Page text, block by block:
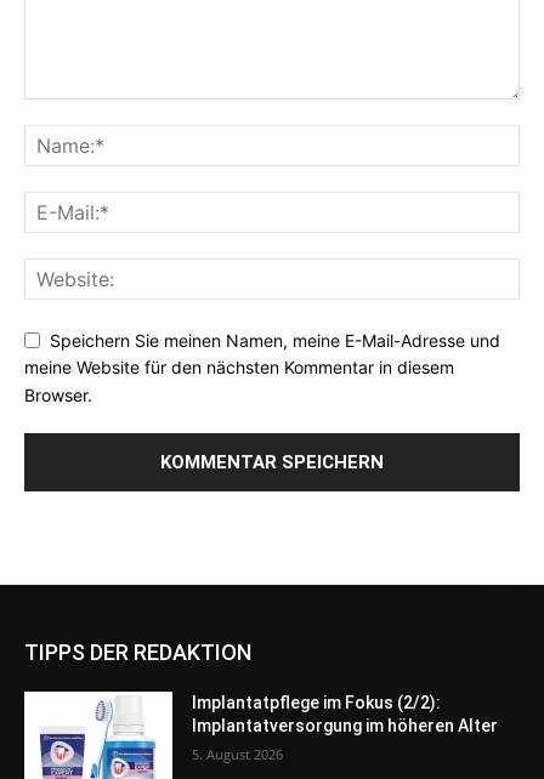
Speichern Sie meinen Namen, meine E-Mail-Adresse und
meine Website für den nächsten Kommentar in diesem
Browser.
TIPPS DER REDAKTION
Implantatpflege im Fokus (2/2):
Implantatversorgung im höheren Alter
5. August 2026